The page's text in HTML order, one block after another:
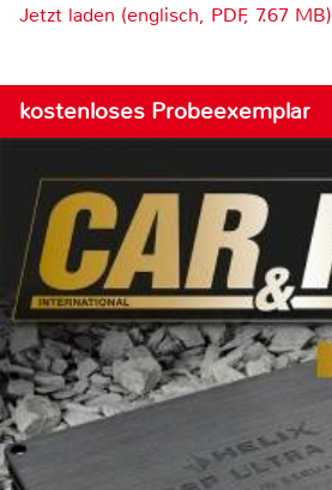
Jetzt laden (englisch, PDF, 7.67 MB)
kostenloses Probeexemplar